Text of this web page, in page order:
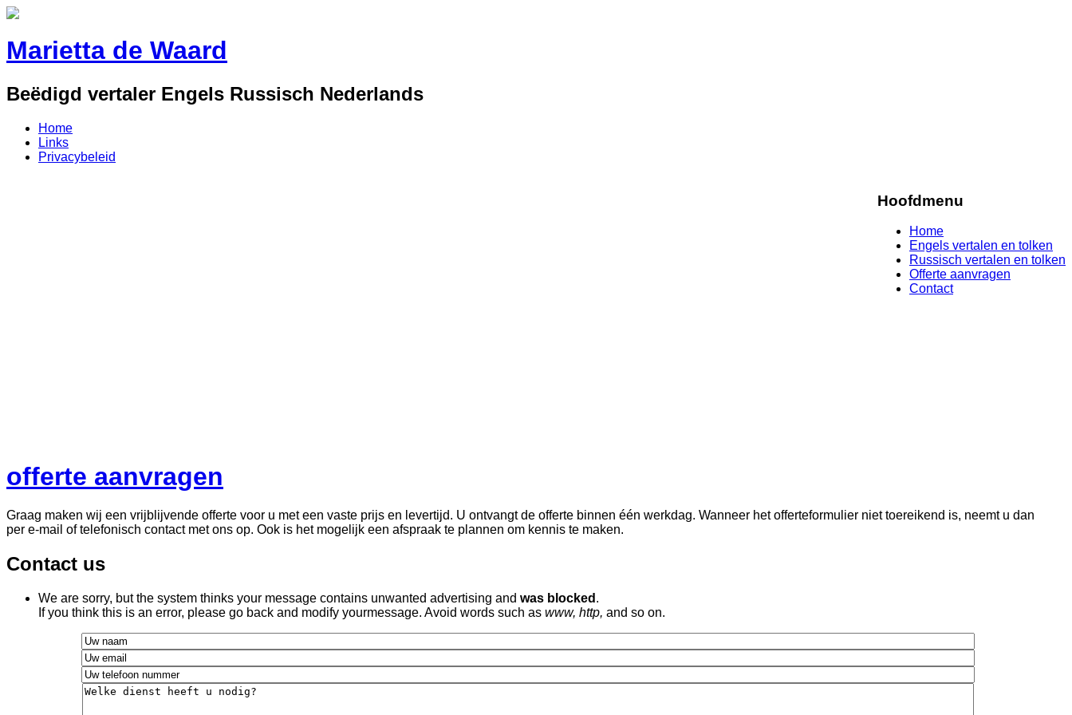
Marietta de Waard
Beëdigd vertaler Engels Russisch Nederlands
Home
Links
Privacybeleid
Hoofdmenu
Home
Engels vertalen en tolken
Russisch vertalen en tolken
Offerte aanvragen
Contact
offerte aanvragen
Graag maken wij een vrijblijvende offerte voor u met een vaste prijs en levertijd. U ontvangt de offerte binnen één werkdag. Wanneer het offerteformulier niet toereikend is, neemt u dan
per e-mail of telefonisch contact met ons op. Ook is het mogelijk een afspraak te plannen om kennis te maken.
Contact us
We are sorry, but the system thinks your message contains unwanted advertising and was blocked .
If you think this is an error, please go back and modify yourmessage. Avoid words such as www, http, and so on.